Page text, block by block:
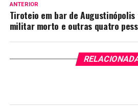
ANTERIOR
Tiroteio em bar de
militar morto e outras quatro